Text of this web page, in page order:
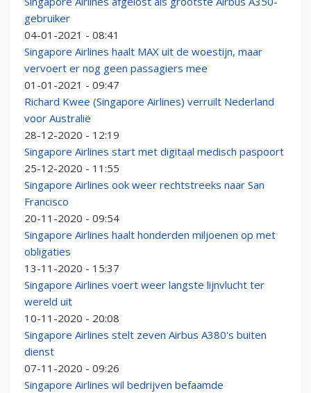
gebruiker
04-01-2021 - 08:41
Singapore Airlines haalt MAX uit de woestijn, maar
vervoert er nog geen passagiers mee
01-01-2021 - 09:47
Richard Kwee (Singapore Airlines) verruilt Nederland
voor Australië
28-12-2020 - 12:19
Singapore Airlines start met digitaal medisch paspoort
25-12-2020 - 11:55
Singapore Airlines ook weer rechtstreeks naar San
Francisco
20-11-2020 - 09:54
Singapore Airlines haalt honderden miljoenen op met
obligaties
13-11-2020 - 15:37
Singapore Airlines voert weer langste lijnvlucht ter
wereld uit
10-11-2020 - 20:08
Singapore Airlines stelt zeven Airbus A380's buiten
dienst
07-11-2020 - 09:26
Singapore Airlines wil bedrijven befaamde